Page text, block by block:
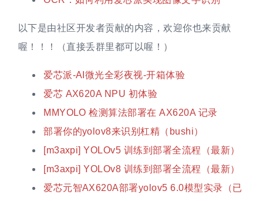
以下是由社区开发者贡献的内容，欢迎你也来贡献
喔！！！（直接丢群里都可以喔！）
爱芯派-AI微光全彩夜视-开箱体验
爱芯 AX620A NPU 初体验
MMYOLO 检测算法部署在 AX620A 记录
部署你的yolov8来识别杠精（bushi）
[m3axpi] YOLOv5 训练到部署全流程（最新）
[m3axpi] YOLOv8 训练到部署全流程（最新）
爱芯元智AX620A部署yolov5 6.0模型实录（已